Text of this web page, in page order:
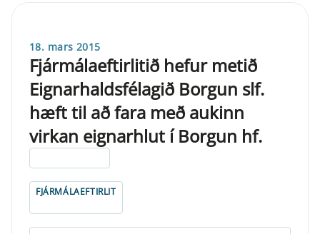
18. mars 2015
Fjármálaeftirlitið hefur metið
Eignarhaldsfélagið Borgun slf.
hæft til að fara með aukinn
virkan eignarhlut í Borgun hf.
FJÁRMÁLAEFTIRLIT